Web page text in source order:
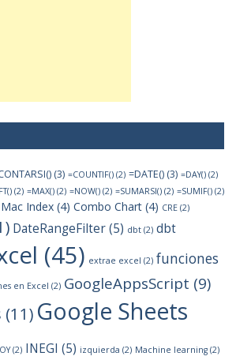
(3) =COUNTIF() (2) =DATE() (3) =DAY() (2)
(2) =MAX() (2) =NOW() (2) =SUMARSI() (2) =SUMIF() (2)
Index (4) Combo Chart (4) CRE (2)
DateRangeFilter(5) dbt (2) dbt
(45) extrae excel (2) funciones
en Excel (2) GoogleAppsScript (9)
(11) Google Sheets
(2) INEGI (5) izquierda (2) Machine learning (2)